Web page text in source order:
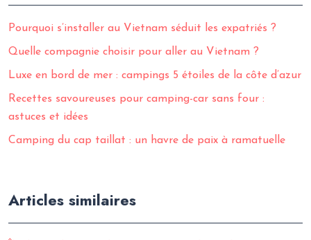
Pourquoi s’installer au Vietnam séduit les expatriés ?
Quelle compagnie choisir pour aller au Vietnam ?
Luxe en bord de mer : campings 5 étoiles de la côte d’azur
Recettes savoureuses pour camping-car sans four :
astuces et idées
Camping du cap taillat : un havre de paix à ramatuelle
Articles similaires